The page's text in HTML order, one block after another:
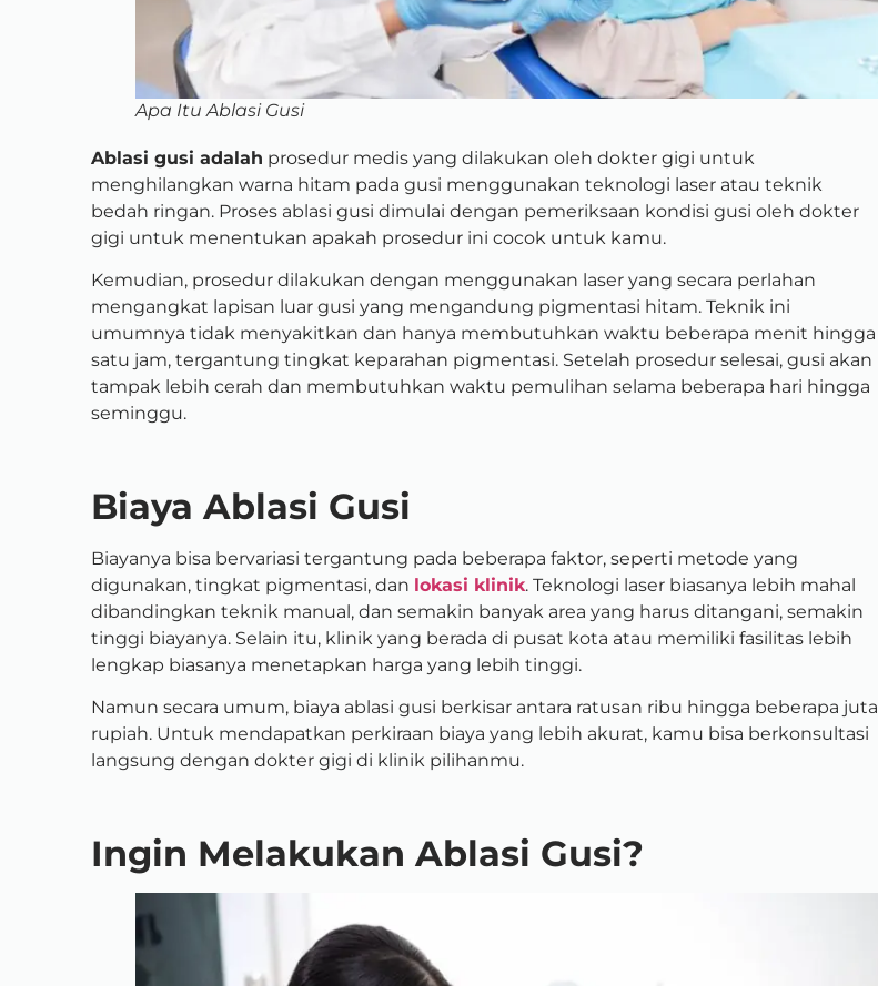
Apa Itu Ablasi Gusi
Ablasi gusi adalah prosedur medis yang dilakukan oleh dokter gigi untuk
menghilangkan warna hitam pada gusi menggunakan teknologi laser atau teknik
bedah ringan. Proses ablasi gusi dimulai dengan pemeriksaan kondisi gusi oleh dokter
gigi untuk menentukan apakah prosedur ini cocok untuk kamu.
Kemudian, prosedur dilakukan dengan menggunakan laser yang secara perlahan
mengangkat lapisan luar gusi yang mengandung pigmentasi hitam. Teknik ini
umumnya tidak menyakitkan dan hanya membutuhkan waktu beberapa menit hingga
satu jam, tergantung tingkat keparahan pigmentasi. Setelah prosedur selesai, gusi akan
tampak lebih cerah dan membutuhkan waktu pemulihan selama beberapa hari hingga
seminggu.
Biaya Ablasi Gusi
Biayanya bisa bervariasi tergantung pada beberapa faktor, seperti metode yang
digunakan, tingkat pigmentasi, dan lokasi klinik. Teknologi laser biasanya lebih mahal
dibandingkan teknik manual, dan semakin banyak area yang harus ditangani, semakin
tinggi biayanya. Selain itu, klinik yang berada di pusat kota atau memiliki fasilitas lebih
lengkap biasanya menetapkan harga yang lebih tinggi.
Namun secara umum, biaya ablasi gusi berkisar antara ratusan ribu hingga beberapa juta
rupiah. Untuk mendapatkan perkiraan biaya yang lebih akurat, kamu bisa berkonsultasi
langsung dengan dokter gigi di klinik pilihanmu.
Ingin Melakukan Ablasi Gusi?